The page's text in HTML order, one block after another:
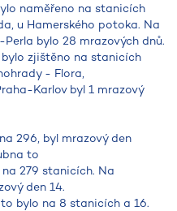
naměřeno na stanicích
u Hamerského potoka. Na
bylo 28 mrazových dnů.
zjištěno na stanicích
- Flora,
Karlov byl 1 mrazový
296, byl mrazový den
to
279 stanicích. Na
den 14.
bylo na 8 stanicích a 16.